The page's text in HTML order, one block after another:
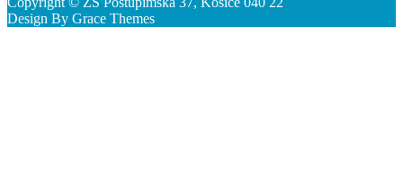
Design By Grace Themes